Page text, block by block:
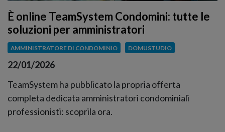
È online TeamSystem Condomini: tutte le
soluzioni per amministratori
AMMINISTRATORE DI CONDOMINIO DOMUSTUDIO
22/01/2026
TeamSystem ha pubblicato la propria offerta
completa dedicata amministratori condominiali
professionisti: scoprila ora.